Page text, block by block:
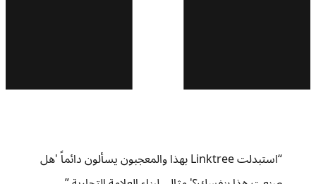
“
استبدلت Linktree بهذا والمعجبون يسألون دائماً 'هل